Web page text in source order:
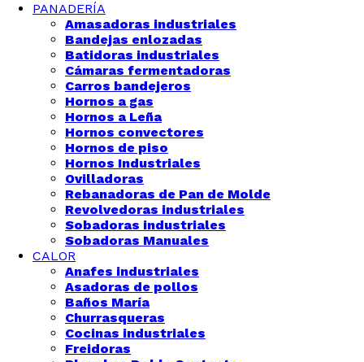
PANADERÍA
Amasadoras industriales
Bandejas enlozadas
Batidoras industriales
Cámaras fermentadoras
Carros bandejeros
Hornos a gas
Hornos a Leña
Hornos convectores
Hornos de piso
Hornos Industriales
Ovilladoras
Rebanadoras de Pan de Molde
Revolvedoras industriales
Sobadoras industriales
Sobadoras Manuales
CALOR
Anafes industriales
Asadoras de pollos
Baños María
Churrasqueras
Cocinas industriales
Freidoras